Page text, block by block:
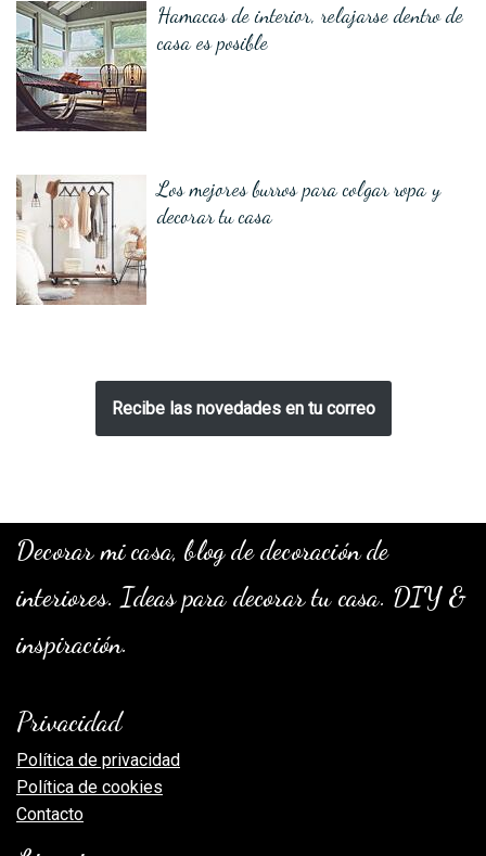
Hamacas de interior, relajarse dentro de
casa es posible
Los mejores burros para colgar ropa y
decorar tu casa
Recibe las novedades en tu correo
Decorar mi casa, blog de decoración de
interiores. Ideas para decorar tu casa. DIY &
inspiración.
Privacidad
Política de privacidad
Política de cookies
Contacto